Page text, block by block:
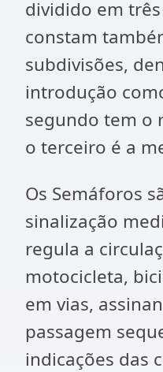
dividido em
constam
subdivisões,
introdução
segundo tem o
o terceiro é a
Os Semáforos
sinalização
regula a
motocicleta,
em vias,
passagem
indicações das